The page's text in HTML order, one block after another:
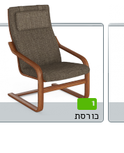
1
כורסת